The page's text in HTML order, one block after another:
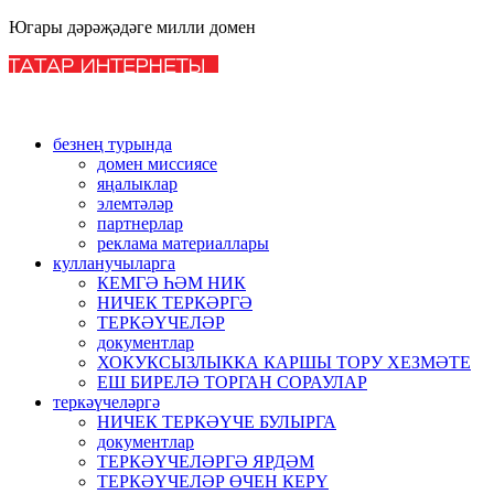
Югары дәрәҗәдәге милли домен
безнең турында
домен миссиясе
яңалыклар
элемтәләр
партнерлар
реклама материаллары
кулланучыларга
КЕМГӘ ҺӘМ НИК
НИЧЕК ТЕРКӘРГӘ
ТЕРКӘҮЧЕЛӘР
документлар
ХОКУКСЫЗЛЫККА КАРШЫ ТОРУ ХЕЗМӘТЕ
ЕШ БИРЕЛӘ ТОРГАН СОРАУЛАР
теркәүчеләргә
НИЧЕК ТЕРКӘҮЧЕ БУЛЫРГА
документлар
ТЕРКӘҮЧЕЛӘРГӘ ЯРДӘМ
ТЕРКӘҮЧЕЛӘР ӨЧЕН КЕРҮ